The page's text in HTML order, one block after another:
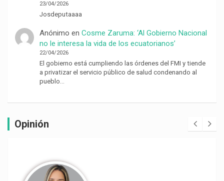
23/04/2026
Josdeputaaaa
Anónimo en Cosme Zaruma: ‘Al Gobierno Nacional
no le interesa la vida de los ecuatorianos’
22/04/2026
El gobierno está cumpliendo las órdenes del FMI y tiende
a privatizar el servicio público de salud condenando al
pueblo…
Opinión